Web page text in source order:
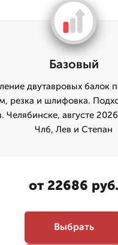
Базовый
двутавровых балок
резка и шлифовка.
Челябинске, августе
Члб, Лев и Степан
от 22686 руб.
Выбрать